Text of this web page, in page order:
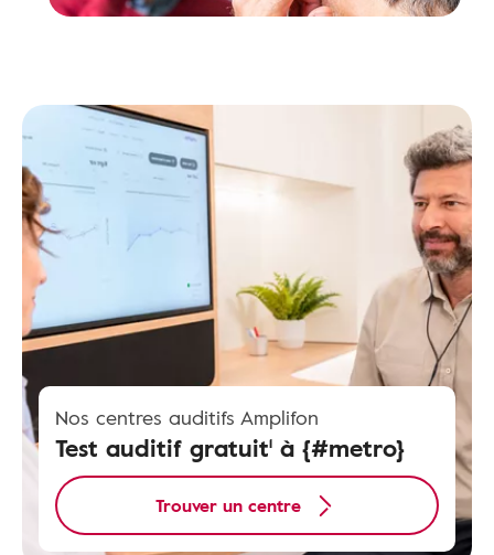
Nos centres auditifs Amplifon
Test auditif gratuit¹ à {#metro}
Trouver un centre